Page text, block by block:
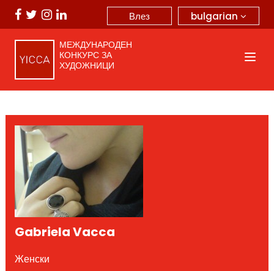
bulgarian
Влез
МЕЖДУНАРОДЕН
КОНКУРС ЗА
ХУДОЖНИЦИ
Gabriela Vacca
Женски